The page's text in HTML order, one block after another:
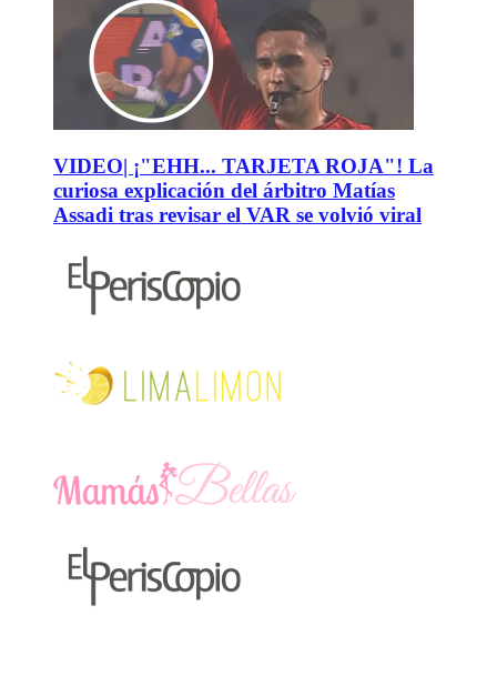
VIDEO| ¡"EHH... TARJETA ROJA"! La
curiosa explicación del árbitro Matías
Assadi tras revisar el VAR se volvió viral